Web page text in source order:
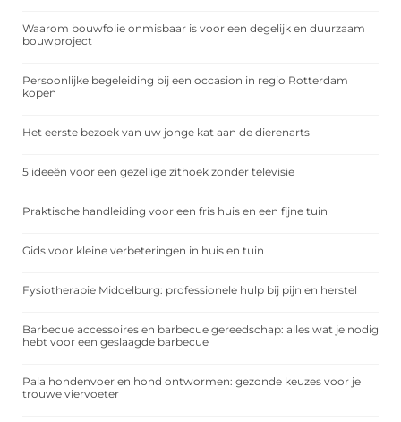
Waarom bouwfolie onmisbaar is voor een degelijk en duurzaam
bouwproject
Persoonlijke begeleiding bij een occasion in regio Rotterdam
kopen
Het eerste bezoek van uw jonge kat aan de dierenarts
5 ideeën voor een gezellige zithoek zonder televisie
Praktische handleiding voor een fris huis en een fijne tuin
Gids voor kleine verbeteringen in huis en tuin
Fysiotherapie Middelburg: professionele hulp bij pijn en herstel
Barbecue accessoires en barbecue gereedschap: alles wat je nodig
hebt voor een geslaagde barbecue
Pala hondenvoer en hond ontwormen: gezonde keuzes voor je
trouwe viervoeter